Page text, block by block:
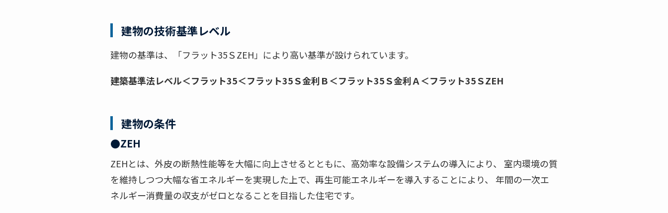
建物の技術基準レベル
建物の基準は、「フラット35ＳZEH」により高い基準が設けられています。
建築基準法レベル＜フラット35＜フラット35Ｓ金利Ｂ＜フラット35Ｓ金利Ａ＜フラット35ＳZEH
建物の条件
●ZEH
ZEHとは、外皮の断熱性能等を大幅に向上させるとともに、高効率な設備システムの導入により、 室内環境の質
を維持しつつ大幅な省エネルギーを実現した上で、再生可能エネルギーを導入することにより、 年間の一次エ
ネルギー消費量の収支がゼロとなることを目指した住宅です。